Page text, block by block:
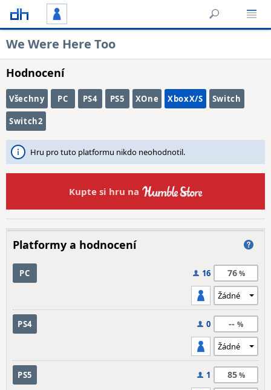
We Were Here Too
Hodnocení
Všechny PC PS4 PS5 XOne XboxX/S Switch
Switch2
Hru pro tuto platformu nikdo neohodnotil.
Kupte si hru na
Platformy a hodnocení
PC 16 76
PS4 0 --
PS5 1 85